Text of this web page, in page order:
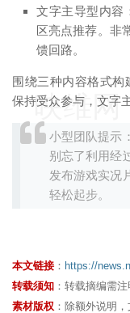
文字主导型内容
区亮点推荐。非
馈回路。
围绕三种内容格式构
保持受众参与，文字
小型团队提示
别忘了利用经
发布游戏实况
轻松起步。
映维网
本文链接 ： https://
转载须知 ：转载摘编需
素材版权 ：除额外说明